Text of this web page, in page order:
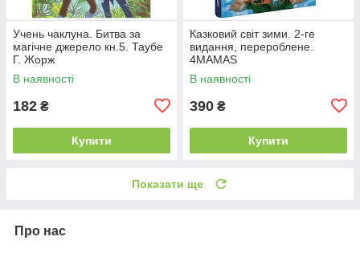
Учень чаклуна. Битва за
магічне джерело кн.5. Таубе
Г. Жорж
В наявності
182 ₴
Купити
Казковий світ зими. 2-ге
видання, перероблене.
4MAMAS
В наявності
390 ₴
Купити
Показати ще
Про нас